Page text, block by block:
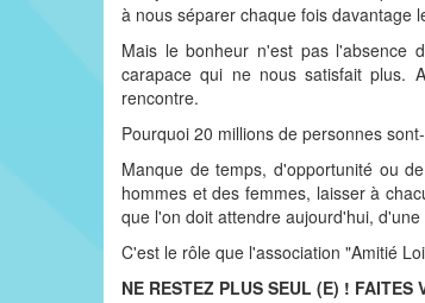
à nous séparer chaque fois davantage
Mais le bonheur n'est pas l'absence
carapace qui ne nous satisfait plus.
rencontre.
Pourquoi 20 millions de personnes
Manque de temps, d'opportunité ou
hommes et des femmes, laisser à
que l'on doit attendre aujourd'hui,
C'est le rôle que l'association "Amitié
NE RESTEZ PLUS SEUL (E) ! FAITES